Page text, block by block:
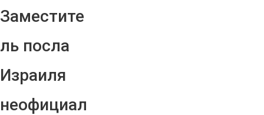
Заместите
ль посла
Израиля
неофициал